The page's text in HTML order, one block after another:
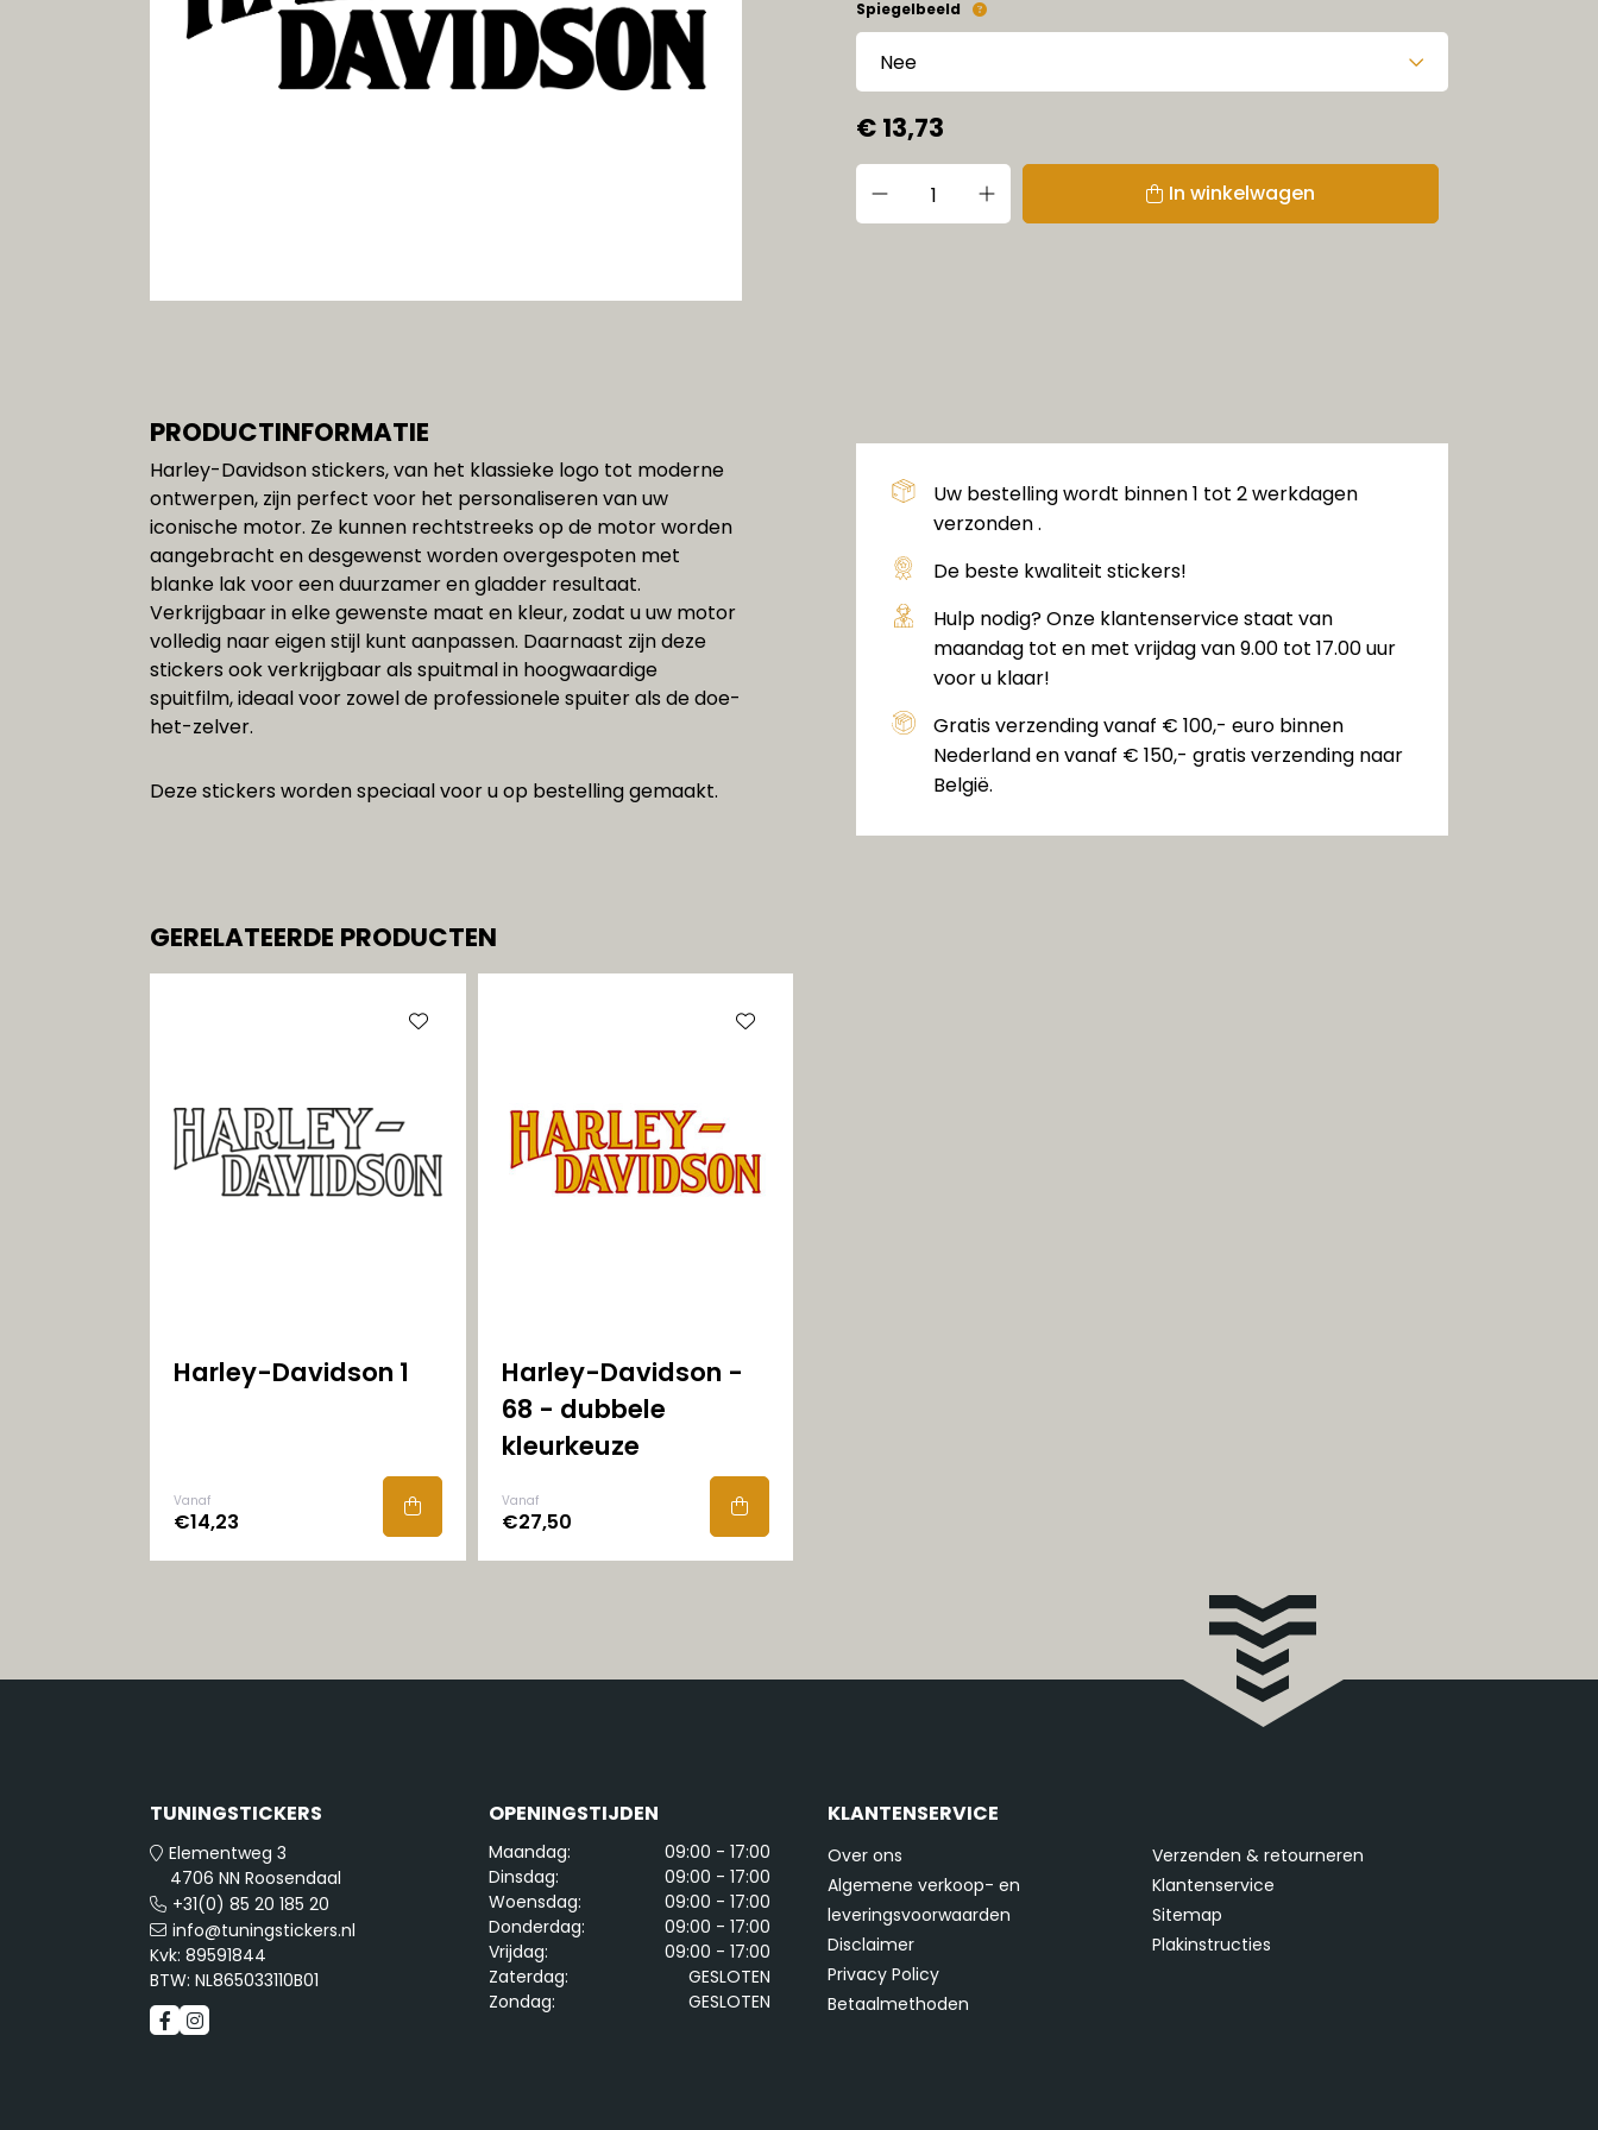
Spiegelbeeld
€ 13,73
In winkelwagen
PRODUCTINFORMATIE
Harley-Davidson stickers, van het klassieke logo tot moderne
ontwerpen, zijn perfect voor het personaliseren van uw
iconische motor. Ze kunnen rechtstreeks op de motor worden
aangebracht en desgewenst worden overgespoten met
blanke lak voor een duurzamer en gladder resultaat.
Verkrijgbaar in elke gewenste maat en kleur, zodat u uw motor
volledig naar eigen stijl kunt aanpassen. Daarnaast zijn deze
stickers ook verkrijgbaar als spuitmal in hoogwaardige
spuitfilm, ideaal voor zowel de professionele spuiter als de doe-
het-zelver.
Deze stickers worden speciaal voor u op bestelling gemaakt.
Uw bestelling wordt binnen 1 tot 2 werkdagen
verzonden .
De beste kwaliteit stickers!
Hulp nodig? Onze klantenservice staat van
maandag tot en met vrijdag van 9.00 tot 17.00 uur
voor u klaar!
Gratis verzending vanaf € 100,- euro binnen
Nederland en vanaf € 150,- gratis verzending naar
België.
GERELATEERDE PRODUCTEN
Harley-Davidson 1
Vanaf
€14,23
Harley-Davidson -
68 - dubbele
kleurkeuze
Vanaf
€27,50
TUNINGSTICKERS
Elementweg 3
4706 NN Roosendaal
+31(0) 85 20 185 20
info@tuningstickers.nl
Kvk: 89591844
BTW: NL865033110B01
OPENINGSTIJDEN
Maandag:
09:00 - 17:00
Dinsdag:
09:00 - 17:00
Woensdag:
09:00 - 17:00
Donderdag:
09:00 - 17:00
Vrijdag:
09:00 - 17:00
Zaterdag:
GESLOTEN
Zondag:
GESLOTEN
KLANTENSERVICE
Over ons
Algemene verkoop- en
leveringsvoorwaarden
Disclaimer
Privacy Policy
Betaalmethoden
Verzenden & retourneren
Klantenservice
Sitemap
Plakinstructies